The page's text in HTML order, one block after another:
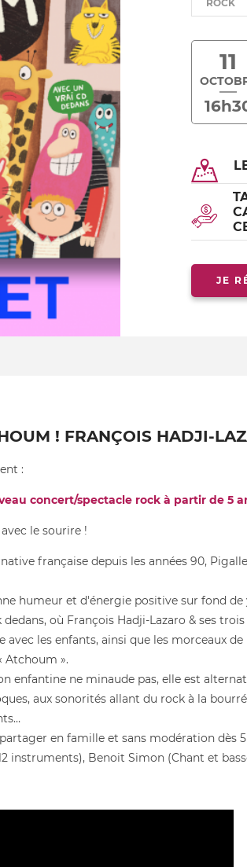
ROCK
11
JE
! FRANÇOIS HADJI-
:
concert/spectacle rock à partir de 5
le sourire !
française depuis les années 90,
humeur et d'énergie positive sur fond
où François Hadji-Lazaro & ses
avec les enfants, ainsi que les morceaux
Atchoum ».
enfantine ne minaude pas, elle est
aux sonorités allant du rock à la
en famille et sans modération dès
instruments), Benoit Simon (Chant et